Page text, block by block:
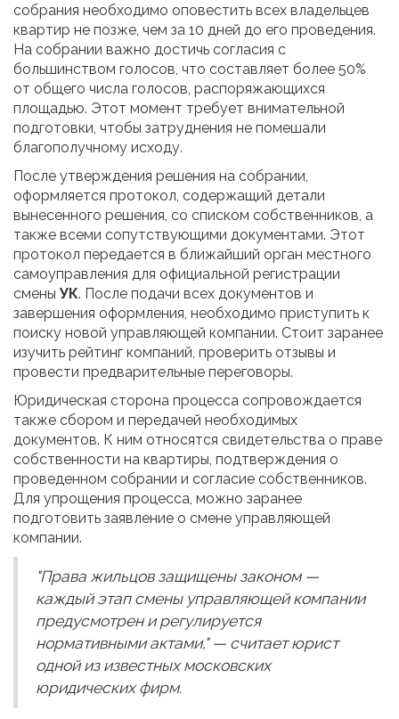
собрания необходимо оповестить всех владельцев
квартир не позже, чем за 10 дней до его проведения.
На собрании важно достичь согласия с
большинством голосов, что составляет более 50%
от общего числа голосов, распоряжающихся
площадью. Этот момент требует внимательной
подготовки, чтобы затруднения не помешали
благополучному исходу.
После утверждения решения на собрании,
оформляется протокол, содержащий детали
вынесенного решения, со списком собственников, а
также всеми сопутствующими документами. Этот
протокол передается в ближайший орган местного
самоуправления для официальной регистрации
сменыУК. После подачи всех документов и
завершения оформления, необходимо приступить к
поиску новой управляющей компании. Стоит заранее
изучить рейтинг компаний, проверить отзывы и
провести предварительные переговоры.
Юридическая сторона процесса сопровождается
также сбором и передачей необходимых
документов. К ним относятся свидетельства о праве
собственности на квартиры, подтверждения о
проведенном собрании и согласие собственников.
Для упрощения процесса, можно заранее
подготовить заявление о смене управляющей
компании.
"Права жильцов защищены законом —
каждый этап смены управляющей компании
предусмотрен и регулируется
нормативными актами," — считает юрист
одной из известных московских
юридических фирм.